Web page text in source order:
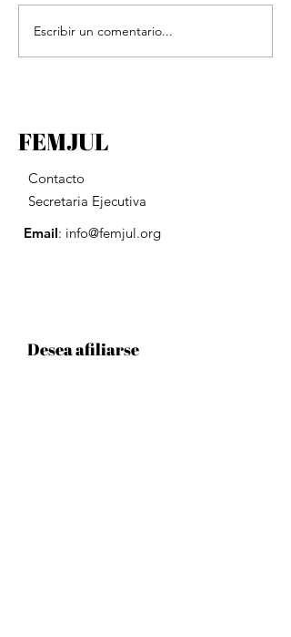
Día Internacional
para el Bienestar
Escribir un comentario...
FEMJUL
Contacto
Secretaria Ejecutiva
Email: info@femjul.org
Desea afiliarse